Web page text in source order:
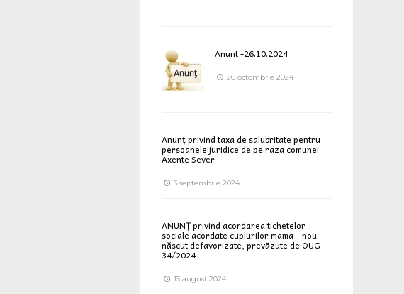
Anunt -26.10.2024
26 octombrie 2024
Anunț privind taxa de salubritate pentru
persoanele juridice de pe raza comunei
Axente Sever
3 septembrie 2024
ANUNȚ privind acordarea tichetelor
sociale acordate cuplurilor mama – nou
născut defavorizate, prevăzute de OUG
34/2024
13 august 2024